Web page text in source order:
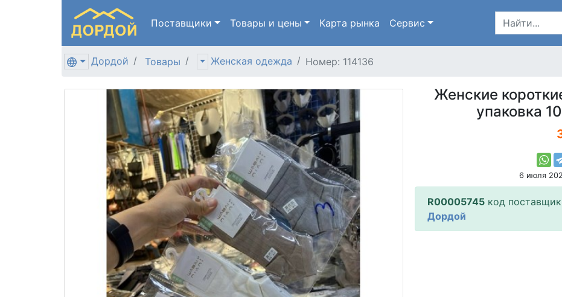
Поставщики Товары и цены Карта рынка Сервис
Дордой Товары Женская одежда Номер: 114136
Женские
упаковка
6 июля
R00005745 код
Дордой